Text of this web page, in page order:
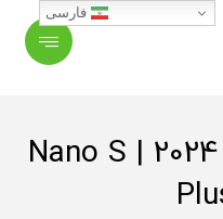
لجر نانو اس پلاس 2024 | Nano S
فارسی